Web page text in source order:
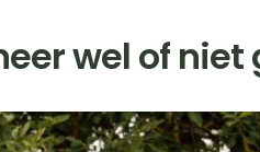
wel of niet